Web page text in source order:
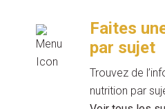
Faites
par sujet
Trouvez de
nutrition par